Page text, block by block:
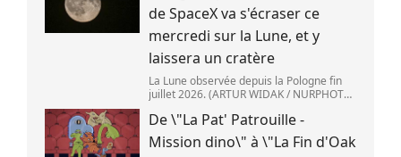
de SpaceX va s'écraser ce
mercredi sur la Lune, et y
laissera un cratère
La Lune observée depuis la Pologne fin
juillet 2026. (ARTUR WIDAK / NURPHOTO
SpaceX doit s\'écraser accidentellement
sur la Lune,mercredi 5 août. Cette coll
De \"La Pat' Patrouille -
Mission dino\" à \"La Fin d'Oak